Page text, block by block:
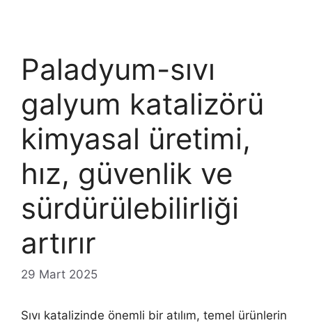
Paladyum-sıvı
galyum katalizörü
kimyasal üretimi,
hız, güvenlik ve
sürdürülebilirliği
artırır
29 Mart 2025
Sıvı katalizinde önemli bir atılım, temel ürünlerin